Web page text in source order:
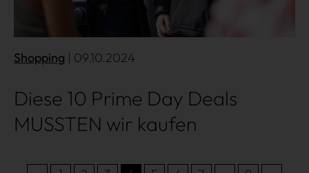
Shopping | 09.10.2024
Diese 10 Prime Day Deals
MUSSTEN wir kaufen